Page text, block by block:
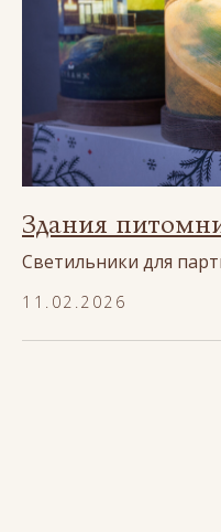
Здания
Светильники для
11.02.2026